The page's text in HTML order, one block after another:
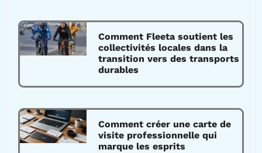
Comment Fleeta soutient les
collectivités locales dans la
transition vers des transports
durables
Comment créer une carte de
visite professionnelle qui
marque les esprits